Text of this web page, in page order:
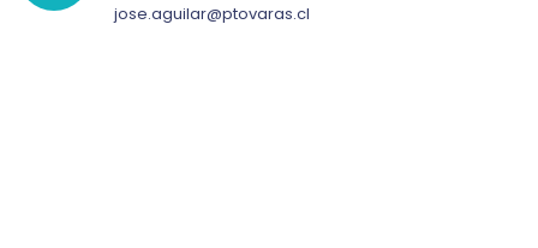
jose.aguilar@ptovaras.cl